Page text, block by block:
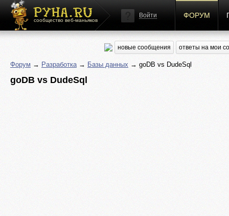
сообщество веб-маньяков
Войти ФОРУМ
новые сообщения ответы на мои
Форум → Разработка→ Базы данных → goDB vs DudeSql
goDB vs DudeSql